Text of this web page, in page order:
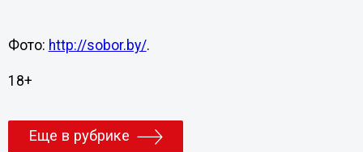
Фото: http://sobor.by/.
18+
Еще в рубрике